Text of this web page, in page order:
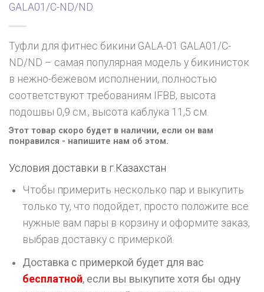
GALA01/C-ND/ND
Туфли для фитнес бикини GALA-01 GALA01/C-
ND/ND – самая популярная модель у бикинисток
в нежно-бежевом исполнении, полностью
соответствуют требованиям IFBB, высота
подошвы 0,9 см., высота каблука 11,5 см.
Этот товар скоро будет в наличии, если он вам
понравился - напишите нам об этом.
Условия доставки в г. Казахстан
Чтобы примерить несколько пар и выкупить
только ту, что подойдет, просто положите все
нужные вам пары в корзину и оформите заказ,
выбрав доставку с примеркой.
Доставка с примеркой будет для вас
бесплатной, если вы выкупите хотя бы одну